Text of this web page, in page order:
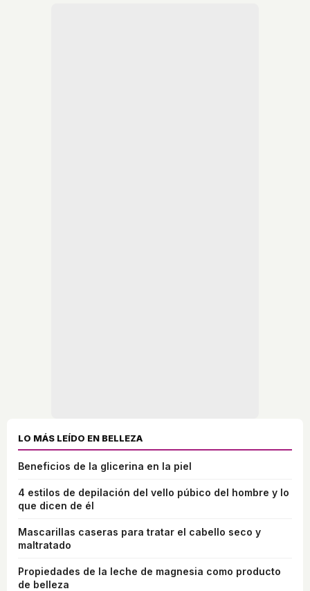
LO MÁS LEÍDO EN BELLEZA
Beneficios de la glicerina en la piel
4 estilos de depilación del vello púbico del hombre y lo
que dicen de él
Mascarillas caseras para tratar el cabello seco y
maltratado
Propiedades de la leche de magnesia como producto
de belleza